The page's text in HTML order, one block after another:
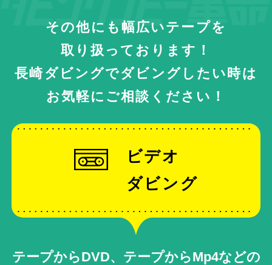
その他にも幅広いテープを
取り扱っております！
長崎ダビングでダビングしたい時は
お気軽にご相談ください！
ビデオ
ダビング
テープからDVD、テープからMp4などの